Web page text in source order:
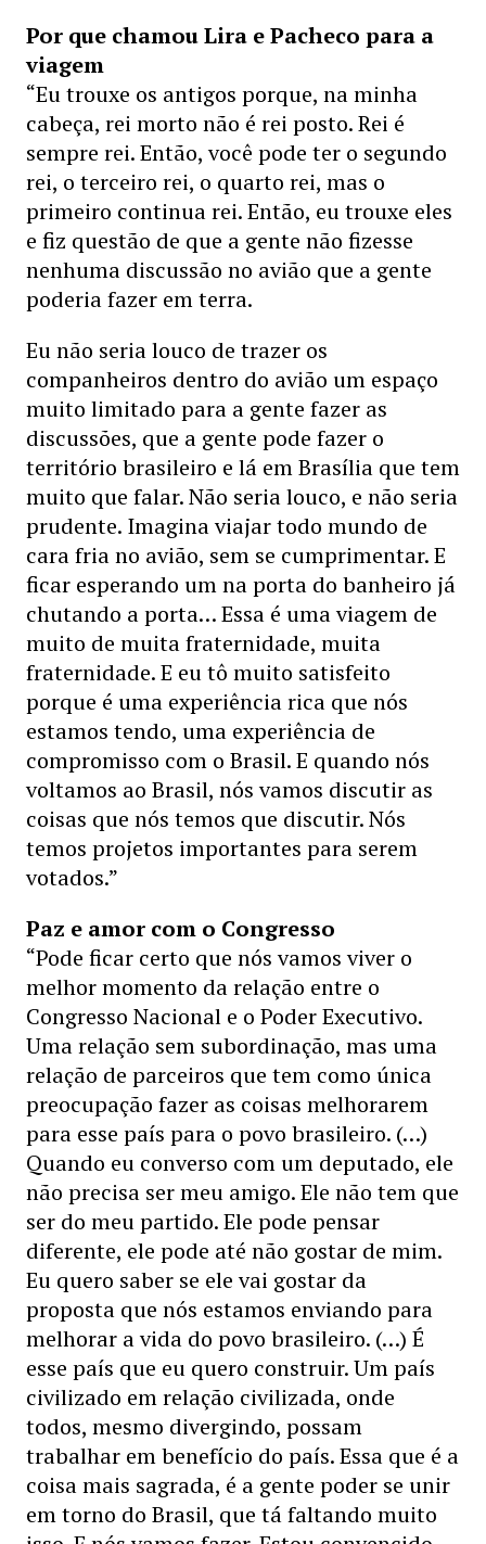
Por que chamou Lira e Pacheco para a
viagem
“Eu trouxe os antigos porque, na minha
cabeça, rei morto não é rei posto. Rei é
sempre rei. Então, você pode ter o segundo
rei, o terceiro rei, o quarto rei, mas o
primeiro continua rei. Então, eu trouxe eles
e fiz questão de que a gente não fizesse
nenhuma discussão no avião que a gente
poderia fazer em terra.
Eu não seria louco de trazer os
companheiros dentro do avião um espaço
muito limitado para a gente fazer as
discussões, que a gente pode fazer o
território brasileiro e lá em Brasília que tem
muito que falar. Não seria louco, e não seria
prudente. Imagina viajar todo mundo de
cara fria no avião, sem se cumprimentar. E
ficar esperando um na porta do banheiro já
chutando a porta… Essa é uma viagem de
muito de muita fraternidade, muita
fraternidade. E eu tô muito satisfeito
porque é uma experiência rica que nós
estamos tendo, uma experiência de
compromisso com o Brasil. E quando nós
voltamos ao Brasil, nós vamos discutir as
coisas que nós temos que discutir. Nós
temos projetos importantes para serem
votados.”
Paz e amor com o Congresso
“Pode ficar certo que nós vamos viver o
melhor momento da relação entre o
Congresso Nacional e o Poder Executivo.
Uma relação sem subordinação, mas uma
relação de parceiros que tem como única
preocupação fazer as coisas melhorarem
para esse país para o povo brasileiro. (…)
Quando eu converso com um deputado, ele
não precisa ser meu amigo. Ele não tem que
ser do meu partido. Ele pode pensar
diferente, ele pode até não gostar de mim.
Eu quero saber se ele vai gostar da
proposta que nós estamos enviando para
melhorar a vida do povo brasileiro. (…) É
esse país que eu quero construir. Um país
civilizado em relação civilizada, onde
todos, mesmo divergindo, possam
trabalhar em benefício do país. Essa que é a
coisa mais sagrada, é a gente poder se unir
em torno do Brasil, que tá faltando muito